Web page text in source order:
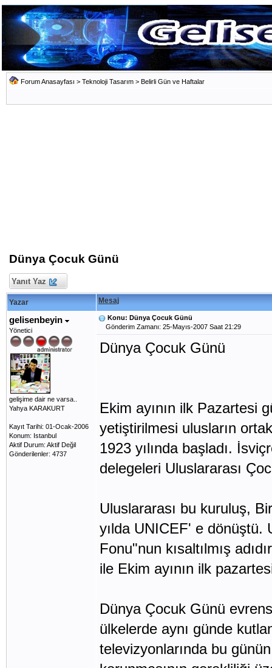
Forum Anasayfası > Teknoloji Tasarım > Belirli Gün ve Haftalar
Dünya Çocuk Günü
Yanıt Yaz
Yazar Mesaj
gelisenbeyin
Yönetici
gelişime dair ne varsa..
Yahya KARAKURT
Kayıt Tarihi: 01-Ocak-2006
Konum: Istanbul
Aktif Durum: Aktif Değil
Gönderilenler: 4737
Konu: Dünya Çocuk Günü
Gönderim Zamanı: 25-Mayıs-2007 Saat 21:29
Dünya Çocuk Günü
Ekim ayının ilk Pazartesi
yetiştirilmesi ulusların
1923 yılında başladı.
delegeleri Uluslararası
Uluslararası bu kuruluş,
yılda UNICEF' e dönüştü.
Fonu"nun kısaltılmış
ile Ekim ayının ilk
Dünya Çocuk Günü
ülkelerde aynı günde
televizyonlarında bu